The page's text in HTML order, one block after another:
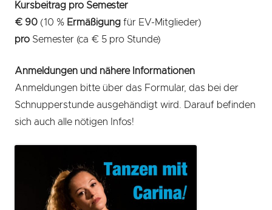
Kursbeitrag pro Semester
€ 90 (10 % Ermäßigung für EV-Mitglieder)
pro Semester (ca € 5 pro Stunde)
Anmeldungen und nähere Informationen
Anmeldungen bitte über das Formular, das bei der
Schnupperstunde ausgehändigt wird. Darauf befinden
sich auch alle nötigen Infos!